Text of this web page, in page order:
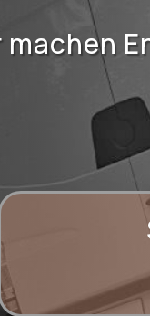
machen